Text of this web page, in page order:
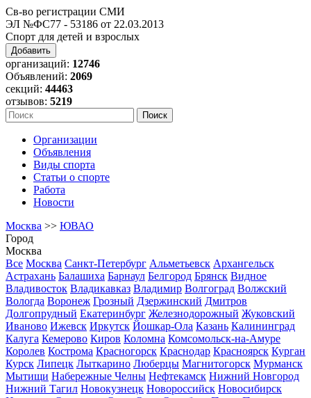
Св-во регистрации СМИ
ЭЛ №ФС77 - 53186 от 22.03.2013
Спорт для детей и взрослых
Добавить
организаций: 12746
Объявлений: 2069
секций: 44463
отзывов: 5219
Организации
Объявления
Виды спорта
Статьи о спорте
Работа
Новости
Москва >> ЮВАО
Город
Москва
Все Москва Санкт-Петербург Альметьевск Архангельск
Астрахань Балашиха Барнаул Белгород Брянск Видное
Владивосток Владикавказ Владимир Волгоград Волжский
Вологда Воронеж Грозный Дзержинский Дмитров
Долгопрудный Екатеринбург Железнодорожный Жуковский
Иваново Ижевск Иркутск Йошкар-Ола Казань Калининград
Калуга Кемерово Киров Коломна Комсомольск-на-Амуре
Королев Кострома Красногорск Краснодар Красноярск Курган
Курск Липецк Лыткарино Люберцы Магнитогорск Мурманск
Мытищи Набережные Челны Нефтекамск Нижний Новгород
Нижний Тагил Новокузнецк Новороссийск Новосибирск